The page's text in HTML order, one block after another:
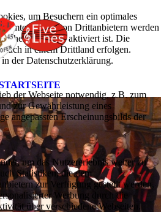
um Besuchern ein optimales
Inhalte von Drittanbietern werden
Option aktiviert ist. Die
auch in einem Drittland erfolgen.
der Datenschutzerklärung.
der Webseite notwendig, z.B. zum
zur Gewährleistung eines
angepassten Erscheinungsbilds der
um das Nutzererlebnis weiter zu
Statistiken, die dem
zur Verfügung gestellt werden,
Werbung durch die
über verschiedene Webseiten.